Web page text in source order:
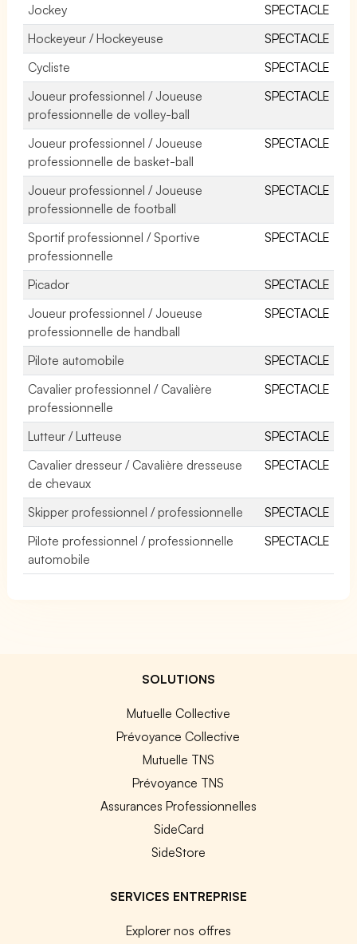
Jockey
SPECTACLE
Hockeyeur / Hockeyeuse
SPECTACLE
Cycliste
SPECTACLE
Joueur professionnel / Joueuse
professionnelle de volley-ball
SPECTACLE
Joueur professionnel / Joueuse
professionnelle de basket-ball
SPECTACLE
Joueur professionnel / Joueuse
professionnelle de football
SPECTACLE
Sportif professionnel / Sportive
professionnelle
SPECTACLE
Picador
SPECTACLE
Joueur professionnel / Joueuse
professionnelle de handball
SPECTACLE
Pilote automobile
SPECTACLE
Cavalier professionnel / Cavalière
professionnelle
SPECTACLE
Lutteur / Lutteuse
SPECTACLE
Cavalier dresseur / Cavalière dresseuse
de chevaux
SPECTACLE
Skipper professionnel / professionnelle
SPECTACLE
Pilote professionnel / professionnelle
automobile
SPECTACLE
SOLUTIONS
Mutuelle Collective
Prévoyance Collective
Mutuelle TNS
Prévoyance TNS
Assurances Professionnelles
SideCard
SideStore
SERVICES ENTREPRISE
Explorer nos offres